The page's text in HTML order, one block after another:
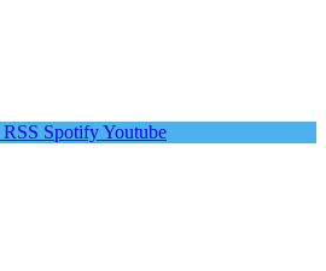
RSS SpotifyYoutube